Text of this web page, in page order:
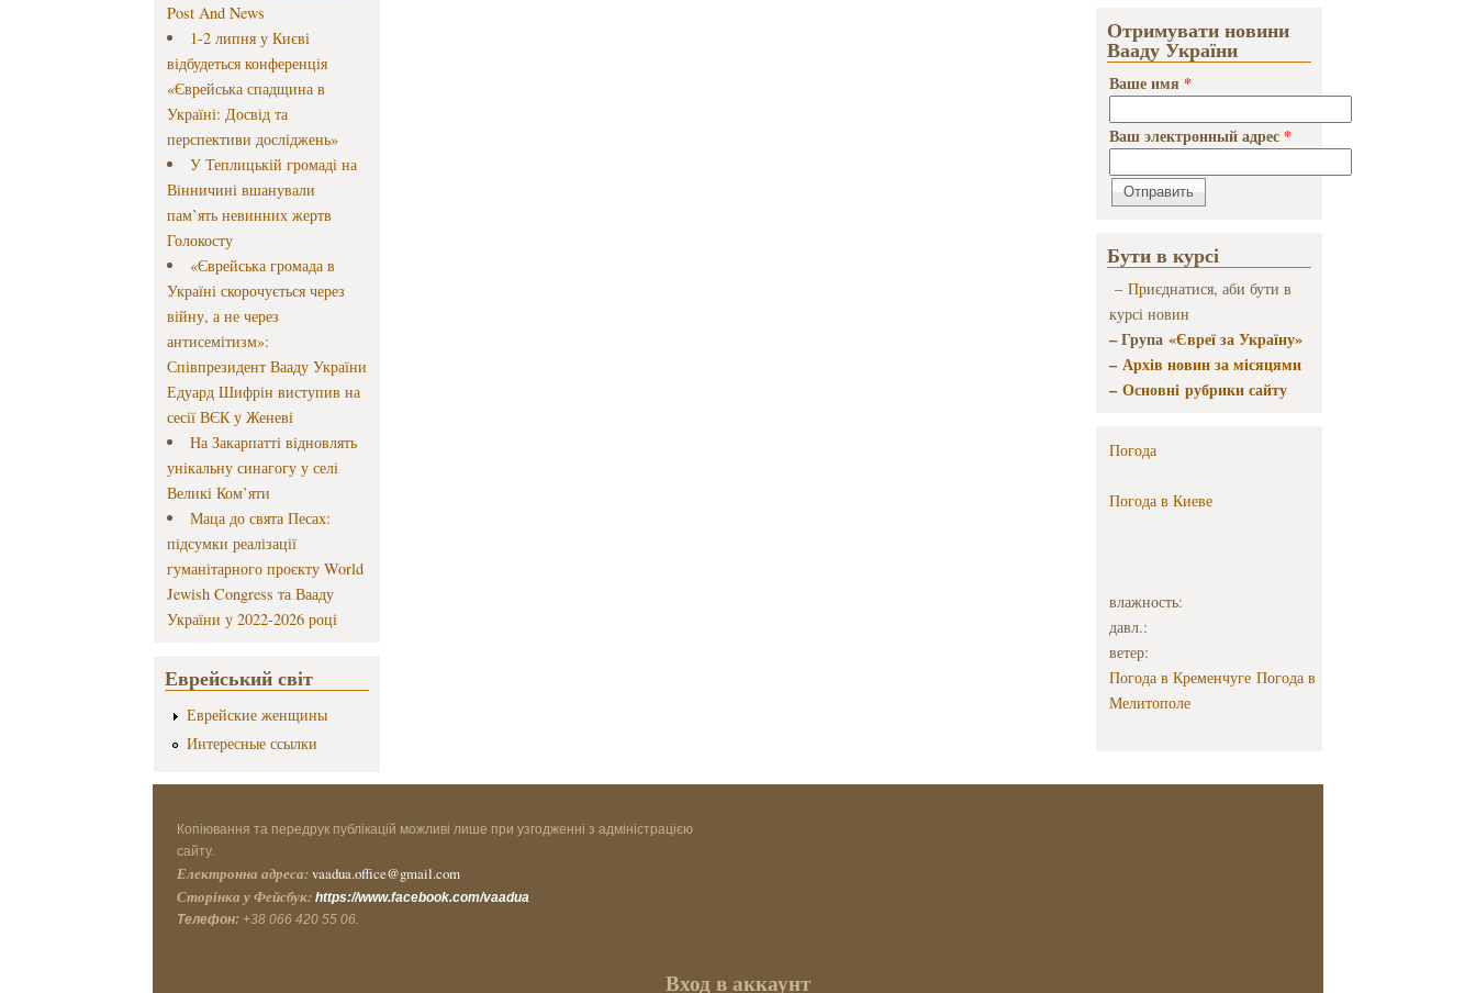
Post And News
1-2 липня у Києві
відбудеться конференція
«Єврейська спадщина в
Україні: Досвід та
перспективи досліджень»
У Теплицькій громаді на
Вінничині вшанували
пам’ять невинних жертв
Голокосту
«Єврейська громада в
Україні скорочується через
війну, а не через
антисемітизм»:
Співпрезидент Вааду України
Едуард Шифрін виступив на
сесії ВЄК у Женеві
На Закарпатті відновлять
унікальну синагогу у селі
Великі Ком’яти
Маца до свята Песах:
підсумки реалізації
гуманітарного проєкту World
Jewish Congress та Вааду
України у 2022-2026 році
Еврейський світ
Еврейские женщины
Интересные ссылки
Отримувати новини
Вааду України
Ваше имя *
Ваш электронный адрес *
Бути в курсі
– Приєднатися, аби бути в
курсі новин
– Група «Євреї за Україну»
–Архів новин за місяцями
–Основні рубрики сайту
Погода
Погода в Киеве
влажность:
давл.:
ветер:
Погода в Кременчуге Погода в
Мелитополе
Копіювання та передрук публікацій можливі лише при узгодженні з адміністрацією
сайту.
Електронна адреса: vaadua.office@gmail.com
Сторінка у Фейсбук: https://www.facebook.com/vaadua
Телефон: +38 066 420 55 06.
Вход в аккаунт